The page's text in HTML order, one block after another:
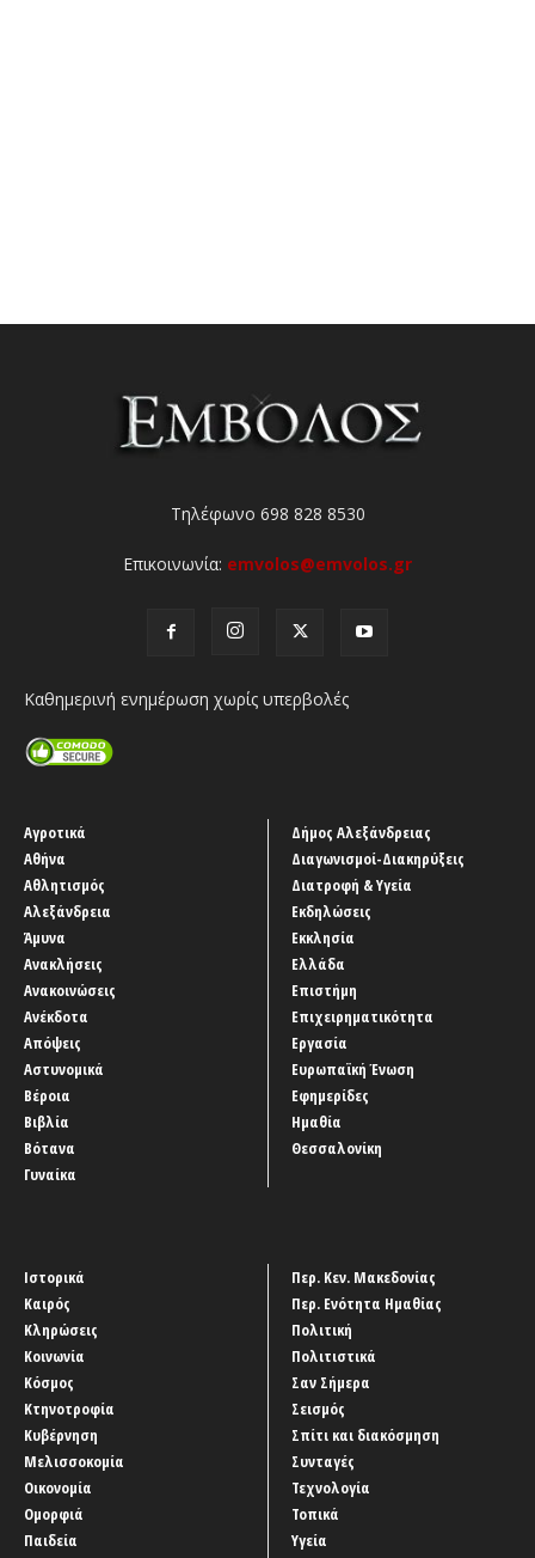
Τηλέφωνο 698 828 8530
Επικοινωνία: emvolos@emvolos.gr
Καθημερινή ενημέρωση χωρίς υπερβολές
Αγροτικά
Αθήνα
Αθλητισμός
Αλεξάνδρεια
Άμυνα
Ανακλήσεις
Ανακοινώσεις
Ανέκδοτα
Απόψεις
Αστυνομικά
Βέροια
Βιβλία
Βότανα
Γυναίκα
Δήμος Αλεξάνδρειας
Διαγωνισμοί-Διακηρύξεις
Διατροφή & Υγεία
Εκδηλώσεις
Εκκλησία
Ελλάδα
Επιστήμη
Επιχειρηματικότητα
Εργασία
Ευρωπαϊκή Ένωση
Εφημερίδες
Ημαθία
Θεσσαλονίκη
Ιστορικά
Καιρός
Κληρώσεις
Κοινωνία
Κόσμος
Κτηνοτροφία
Κυβέρνηση
Μελισσοκομία
Οικονομία
Ομορφιά
Παιδεία
Περ. Κεν. Μακεδονίας
Περ. Ενότητα Ημαθίας
Πολιτική
Πολιτιστικά
Σαν Σήμερα
Σεισμός
Σπίτι και διακόσμηση
Συνταγές
Τεχνολογία
Τοπικά
Υγεία